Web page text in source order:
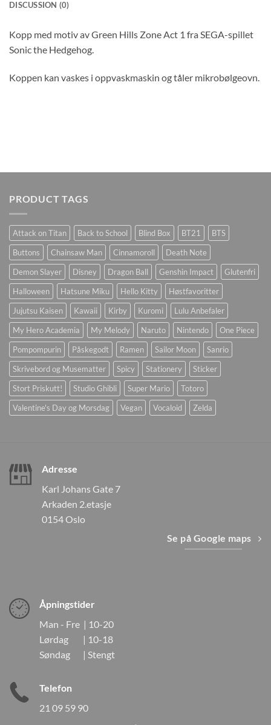
DISCUSSION (0)
Kopp med motiv av Green Hills Zone Act 1 fra SEGA-spillet
Sonic the Hedgehog.
Koppen kan vaskes i oppvaskmaskin og tåler mikrobølgeovn.
PRODUCT TAGS
Attack on Titan Back to School Blind Box BT21
BTS
Buttons
Chainsaw Man Cinnamoroll
Death Note
Demon Slayer
Disney Dragon Ball Genshin Impact
Glutenfri
Halloween
Hatsune Miku Hello Kitty
Høstfavoritter
Jujutsu Kaisen
Kawaii Kirby Kuromi
Lulu Anbefaler
My Hero Academia
My Melody Naruto Nintendo
One Piece
Pompompurin
Påskegodt Ramen Sailor Moon
Sanrio
Skrivebord og Musematter
Spicy Stationery
Sticker
Stort Priskutt!
Studio Ghibli Super Mario
Totoro
Valentine's Day og Morsdag
Vegan Vocaloid Zelda
Adresse
Karl Johans Gate 7
Arkaden 2.etasje
0154 Oslo
Se på Google maps
Åpningstider
Man - Fre | 10-20
Lørdag | 10-18
Søndag | Stengt
Telefon
21 09 59 90